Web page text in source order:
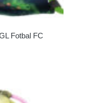
Fotbal FC